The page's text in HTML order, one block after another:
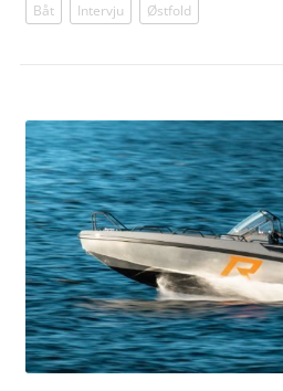
Båt Intervju Østfold